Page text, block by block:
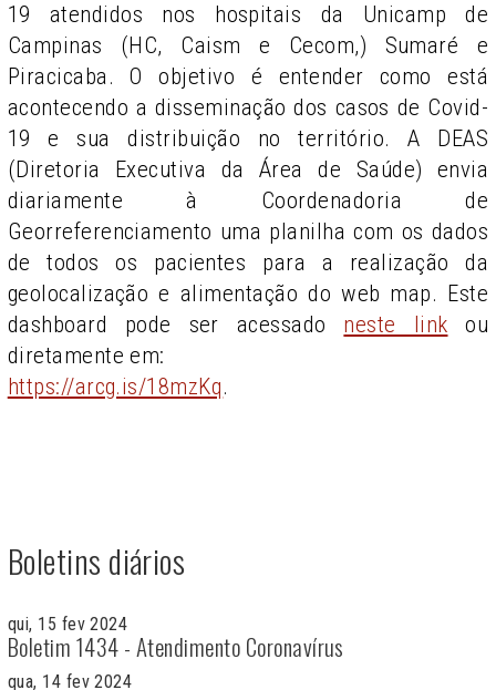
19 atendidos nos hospitais da Unicamp de
Campinas (HC, Caism e Cecom,) Sumaré e
Piracicaba. O objetivo é entender como está
acontecendo a disseminação dos casos de Covid-
19 e sua distribuição no território. A DEAS
(Diretoria Executiva da Área de Saúde) envia
diariamente à Coordenadoria de
Georreferenciamento uma planilha com os dados
de todos os pacientes para a realização da
geolocalização e alimentação do web map. Este
dashboard pode ser acessado neste link ou
diretamente em:
https://arcg.is/18mzKq.
Boletins diários
qui, 15 fev 2024
Boletim 1434 - Atendimento Coronavírus
qua, 14 fev 2024